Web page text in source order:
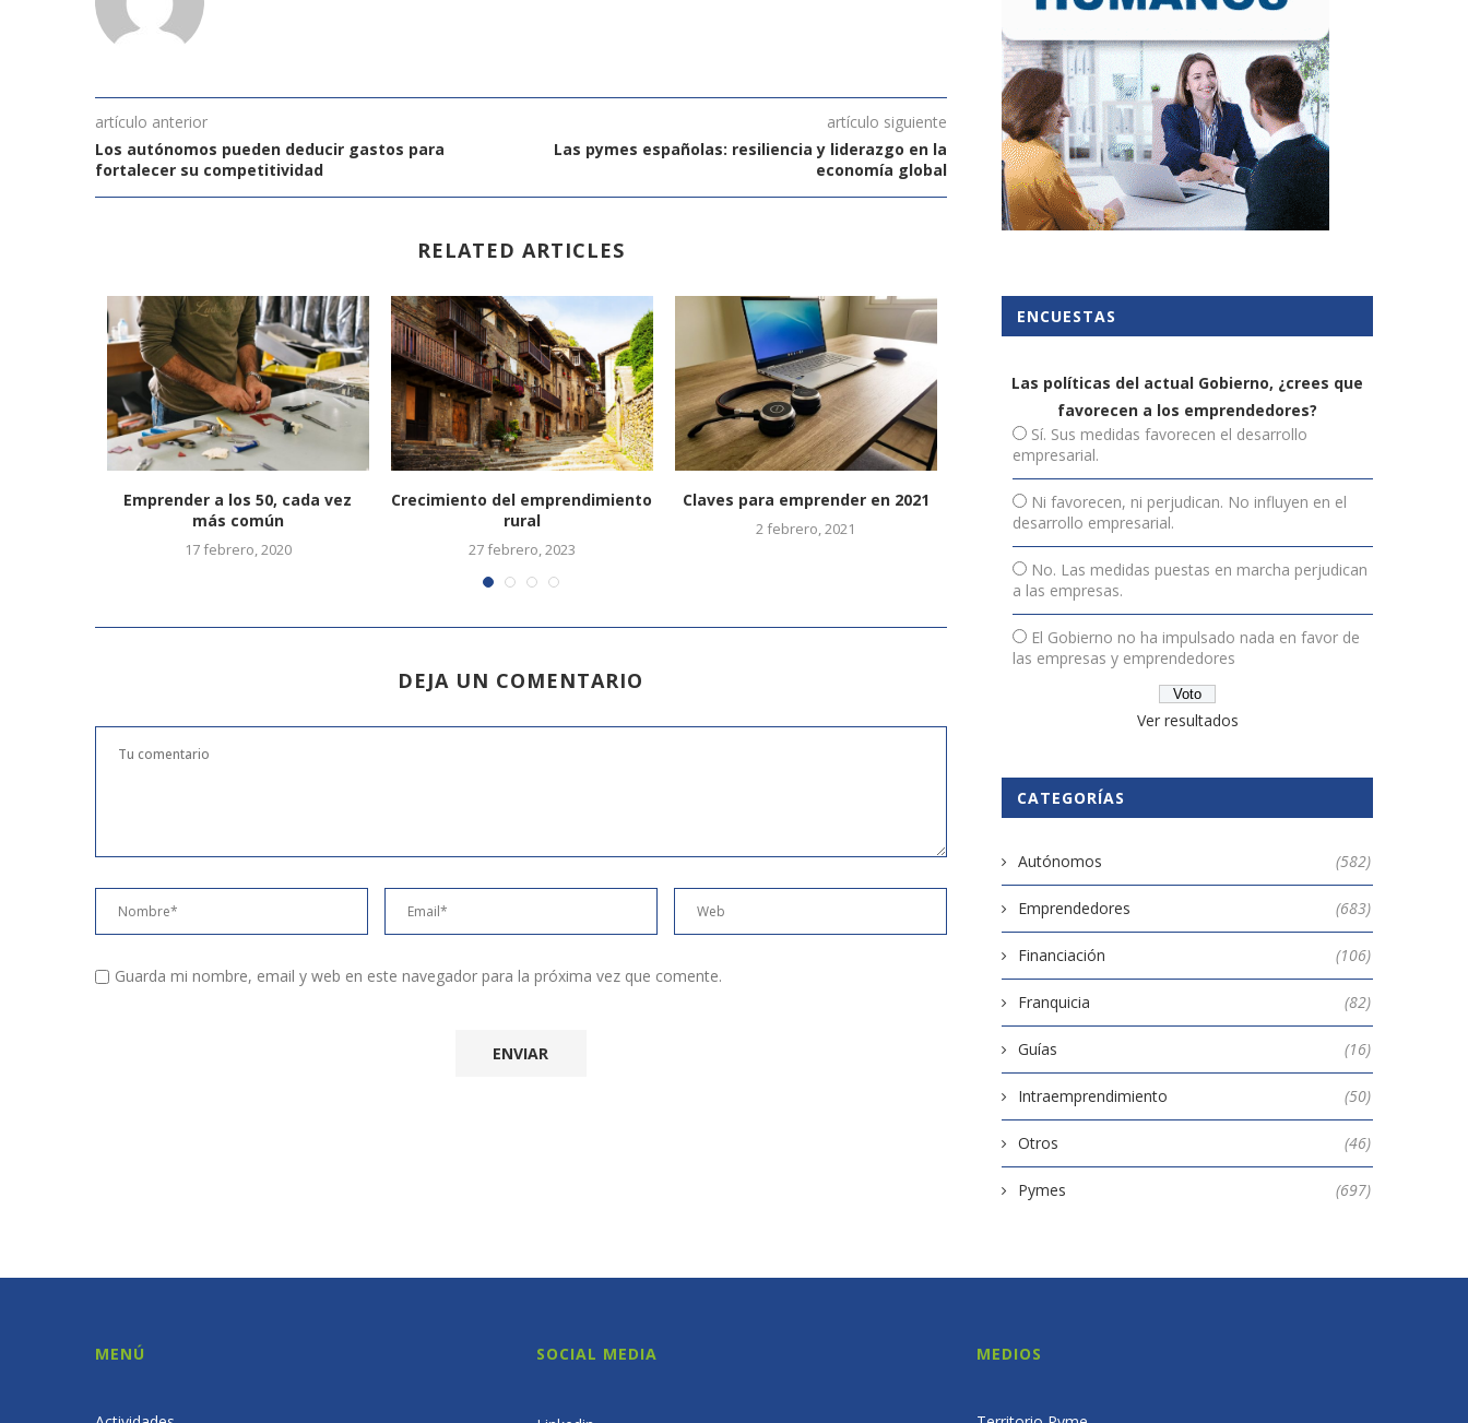
artículo anterior
Los autónomos pueden deducir gastos para
fortalecer su competitividad
artículo siguiente
Las pymes españolas: resiliencia y liderazgo en la
economía global
RELATED ARTICLES
Emprender a los 50, cada vez
más común
17 febrero, 2020
Crecimiento del emprendimiento
rural
27 febrero, 2023
Claves para emprender en 2021
2 febrero, 2021
Así fueron los Premios SECOT a
la Excelencia...
7 noviembre, 2022
Premios AJE Madrid
innovación,...
26 noviembre, 2025
DEJA UN COMENTARIO
Guarda mi nombre, email y web en este navegador para la próxima vez que comente.
ENCUESTAS
Las políticas del actual Gobierno, ¿crees que
favorecen a los emprendedores?
Sí. Sus medidas favorecen el desarrollo
empresarial.
Ni favorecen, ni perjudican. No influyen en el
desarrollo empresarial.
No. Las medidas puestas en marcha perjudican
a las empresas.
El Gobierno no ha impulsado nada en favor de
las empresas y emprendedores
Ver resultados
CATEGORÍAS
Autónomos (582)
Emprendedores (683)
Financiación (106)
Franquicia (82)
Guías (16)
Intraemprendimiento (50)
Otros (46)
Pymes (697)
MENÚ SOCIAL MEDIA MEDIOS